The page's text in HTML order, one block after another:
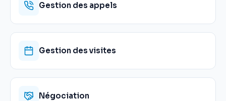
Gestion des appels
Gestion des visites
Négociation